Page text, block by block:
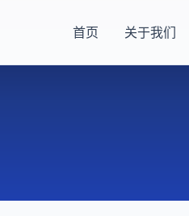
首页 关于我们